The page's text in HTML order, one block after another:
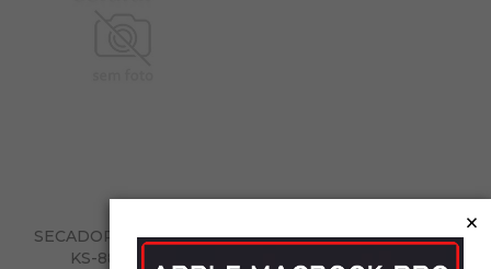
SECADOR WARLUCKS
KS-8898 110V
×